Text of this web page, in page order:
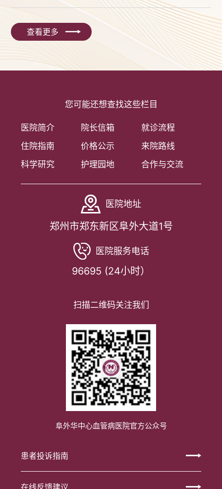
查看更多
您可能还想查找这些栏目
医院简介 院长信箱
就诊流程
住院指南
价格公示
来院路线
科学研究
护理园地 合作与交流
医院地址
郑州市郑东新区阜外大道1号
医院服务电话
96695 (24小时）
扫描二维码关注我们
阜外华中心血管病医院官方公众号
患者投诉指南
在线反馈建议